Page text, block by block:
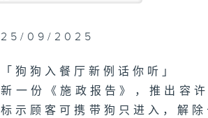
25/09/2025
「狗狗入餐厅新例话你听」
新一份《施政报告》，推出容
标示顾客可携带狗只进入，解